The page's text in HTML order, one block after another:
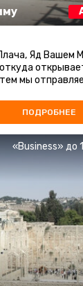
Яд Вашем
мы
ПОДРОБНЕЕ
«Business» до